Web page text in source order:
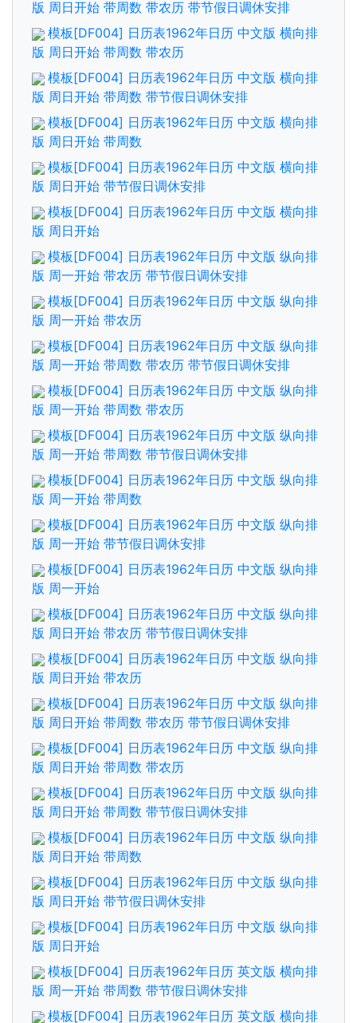
版 周日开始 带周数 带农历 带节假日调休安排
模板[DF004] 日历表1962年日历 中文版 横向排
版 周日开始 带周数 带农历
模板[DF004] 日历表1962年日历 中文版 横向排
版 周日开始 带周数 带节假日调休安排
模板[DF004] 日历表1962年日历 中文版 横向排
版 周日开始 带周数
模板[DF004] 日历表1962年日历 中文版 横向排
版 周日开始 带节假日调休安排
模板[DF004] 日历表1962年日历 中文版 横向排
版 周日开始
模板[DF004] 日历表1962年日历 中文版 纵向排
版 周一开始 带农历 带节假日调休安排
模板[DF004] 日历表1962年日历 中文版 纵向排
版 周一开始 带农历
模板[DF004] 日历表1962年日历 中文版 纵向排
版 周一开始 带周数 带农历 带节假日调休安排
模板[DF004] 日历表1962年日历 中文版 纵向排
版 周一开始 带周数 带农历
模板[DF004] 日历表1962年日历 中文版 纵向排
版 周一开始 带周数 带节假日调休安排
模板[DF004] 日历表1962年日历 中文版 纵向排
版 周一开始 带周数
模板[DF004] 日历表1962年日历 中文版 纵向排
版 周一开始 带节假日调休安排
模板[DF004] 日历表1962年日历 中文版 纵向排
版 周一开始
模板[DF004] 日历表1962年日历 中文版 纵向排
版 周日开始 带农历 带节假日调休安排
模板[DF004] 日历表1962年日历 中文版 纵向排
版 周日开始 带农历
模板[DF004] 日历表1962年日历 中文版 纵向排
版 周日开始 带周数 带农历 带节假日调休安排
模板[DF004] 日历表1962年日历 中文版 纵向排
版 周日开始 带周数 带农历
模板[DF004] 日历表1962年日历 中文版 纵向排
版 周日开始 带周数 带节假日调休安排
模板[DF004] 日历表1962年日历 中文版 纵向排
版 周日开始 带周数
模板[DF004] 日历表1962年日历 中文版 纵向排
版 周日开始 带节假日调休安排
模板[DF004] 日历表1962年日历 中文版 纵向排
版 周日开始
模板[DF004] 日历表1962年日历 英文版 横向排
版 周一开始 带周数 带节假日调休安排
模板[DF004] 日历表1962年日历 英文版 横向排